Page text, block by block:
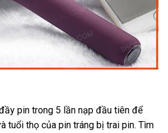
pin trong 5 lần nạp đầu tiên đấu
giá
để
tuổi thọ so
của pin tráng bị trai pinthanh
. Tìm